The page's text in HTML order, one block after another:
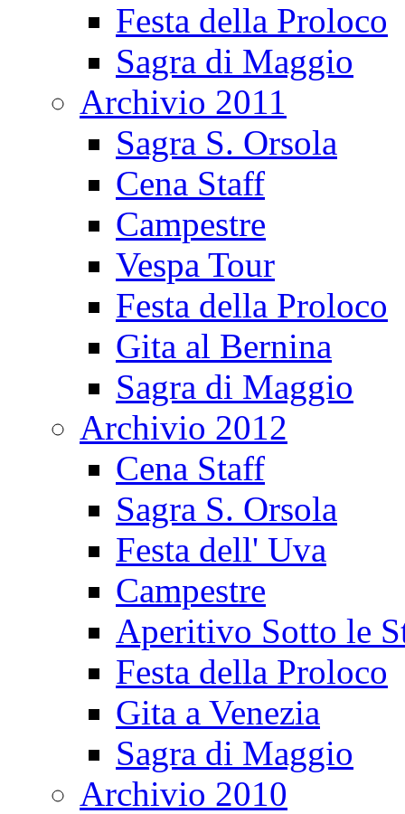
Festa della Proloco
Sagra di Maggio
Archivio 2011
Sagra S. Orsola
Cena Staff
Campestre
Vespa Tour
Festa della Proloco
Gita al Bernina
Sagra di Maggio
Archivio 2012
Cena Staff
Sagra S. Orsola
Festa dell' Uva
Campestre
Aperitivo Sotto le
Festa della Proloco
Gita a Venezia
Sagra di Maggio
Archivio 2010